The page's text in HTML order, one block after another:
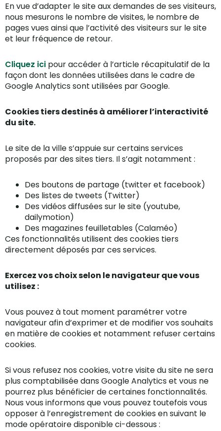
En vue d’adapter le site aux demandes de ses visiteurs,
nous mesurons le nombre de visites, le nombre de
pages vues ainsi que l’activité des visiteurs sur le site
et leur fréquence de retour.
Cliquez ici pour accéder à l’article récapitulatif de la
façon dont les données utilisées dans le cadre de
Google Analytics sont utilisées par Google.
Cookies tiers destinés à améliorer l’interactivité
du site.
Le site de la ville s’appuie sur certains services
proposés par des sites tiers. Il s’agit notamment :
Des boutons de partage (twitter et facebook)
Des listes de tweets (Twitter)
Des vidéos diffusées sur le site (youtube,
dailymotion)
Des magazines feuilletables (Calaméo)
Ces fonctionnalités utilisent des cookies tiers
directement déposés par ces services.
Exercez vos choix selon le navigateur que vous
utilisez :
Vous pouvez à tout moment paramétrer votre
navigateur afin d’exprimer et de modifier vos souhaits
en matière de cookies et notamment refuser certains
cookies.
Si vous refusez nos cookies, votre visite du site ne sera
plus comptabilisée dans Google Analytics et vous ne
pourrez plus bénéficier de certaines fonctionnalités.
Nous vous informons que vous pouvez toutefois vous
opposer à l’enregistrement de cookies en suivant le
mode opératoire disponible ci-dessous :